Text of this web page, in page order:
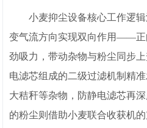
小麦抑尘设备核心工作逻
变气流方向实现双向作用——正
劲吸力，带动杂物与粉尘同步
电滤芯组成的二级过滤机制精
大秸秆等杂物，防静电滤芯再
的粉尘则借助小麦联合收获机